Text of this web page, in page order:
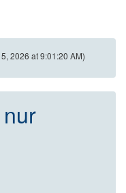
2026 at 9:01:20 AM)